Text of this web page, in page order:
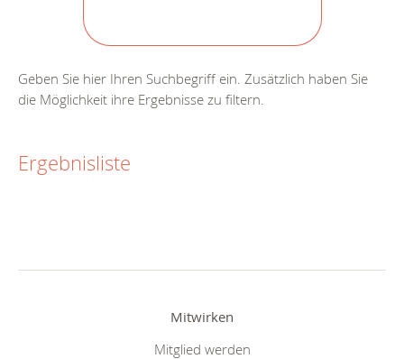
Geben Sie hier Ihren Suchbegriff ein. Zusätzlich haben Sie
die Möglichkeit ihre Ergebnisse zu filtern.
Ergebnisliste
Mitwirken
Mitglied werden